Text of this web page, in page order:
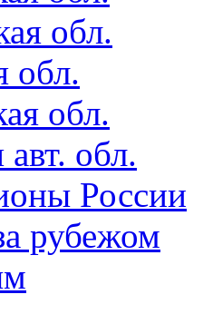
обл.
обл.
обл.
обл.
России
рубежом